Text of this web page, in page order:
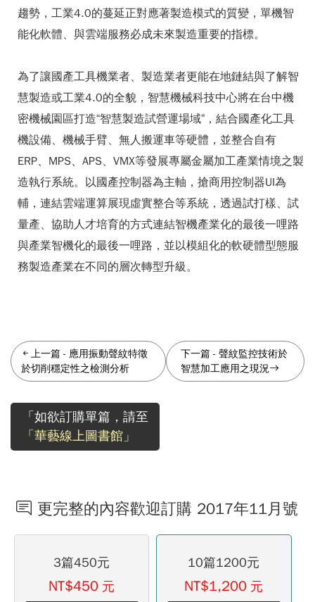
趨勢，工業4.0的蔓延正對應著製造模式的質變，單機智
能化軟體、與雲端服務必成未來製造重要的指標。
為了讓國產工具機業者、製造業者更能在地鏈結與了解智
慧製造或工業4.0的全貌，智慧機械科技中心將在台中機
密機械園區打造“智慧製造試營運場域”，結合國產化工具
機設備、機械手臂、無人搬運車等硬體，並整合自有
ERP、MPS、APS、VMX等發展專屬金屬加工產業情境之製
造執行系統。以國產控制器為主軸，搶商用控制器UI為
輔，連結雲端運算展現虛實整合等系統，透過試打樣、試
量產、協助人才培育的方式連結智機產業化的最後一哩路
與產業智機化的最後一哩路，並以模組化的軟硬體型態服
務製造產業在不同的層次轉型升級。
上一篇 - 應用振動聲紋特徵
於切削穩定性之檢測分析
下一篇- 聲紋監控技術於
智慧加工應用之現況
「如欲訂購單篇，請至
「華藝線上圖書館」
更完整的內容歡迎訂購 2017年11月號
3篇450元
NT$450 元
10篇1200元
NT$1,200 元